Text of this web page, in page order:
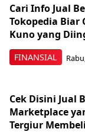
FINANSIAL
Cari Info Jual
Tokopedia Biar
Kuno yang
Cek Disini Jual
Marketplace
Tergiur